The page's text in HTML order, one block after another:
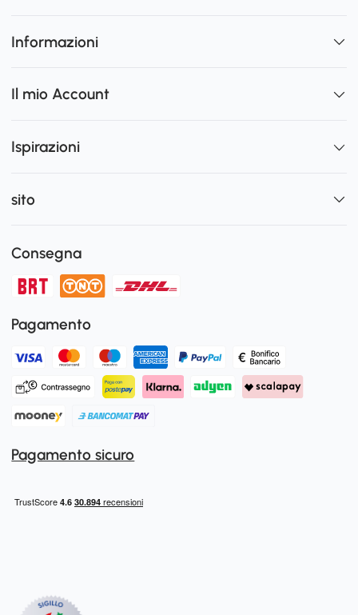
Informazioni
Il mio Account
Ispirazioni
sito
Consegna
Pagamento
Pagamento sicuro